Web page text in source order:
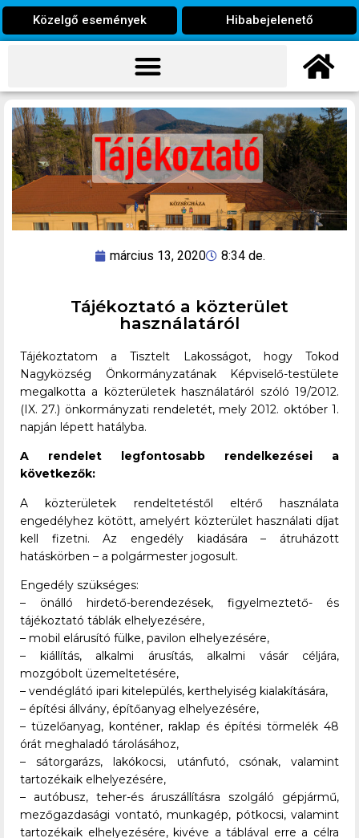
Közelgő események Hibabejelenető
március 13, 2020 8:34 de.
Tájékoztató a közterület
használatáról
Tájékoztatom a Tisztelt Lakosságot, hogy Tokod
Nagyközség Önkormányzatának Képviselő-testülete
megalkotta a közterületek használatáról szóló 19/2012.
(IX. 27.) önkormányzati rendeletét, mely 2012. október 1.
napján lépett hatályba.
A rendelet legfontosabb rendelkezései a
következők:
A közterületek rendeltetéstől eltérő használata
engedélyhez kötött, amelyért közterület használati díjat
kell fizetni. Az engedély kiadására – átruházott
hatáskörben – a polgármester jogosult.
Engedély szükséges:
– önálló hirdető-berendezések, figyelmeztető- és
tájékoztató táblák elhelyezésére,
– mobil elárusító fülke, pavilon elhelyezésére,
– kiállítás, alkalmi árusítás, alkalmi vásár céljára,
mozgóbolt üzemeltetésére,
– vendéglátó ipari kitelepülés, kerthelyiség kialakítására,
– építési állvány, építőanyag elhelyezésére,
– tüzelőanyag, konténer, raklap és építési törmelék 48
órát meghaladó tárolásához,
– sátorgarázs, lakókocsi, utánfutó, csónak, valamint
tartozékaik elhelyezésére,
– autóbusz, teher-és áruszállításra szolgáló gépjármű,
mezőgazdasági vontató, munkagép, pótkocsi, valamint
tartozékaik elhelyezésére, kivéve a táblával erre a célra